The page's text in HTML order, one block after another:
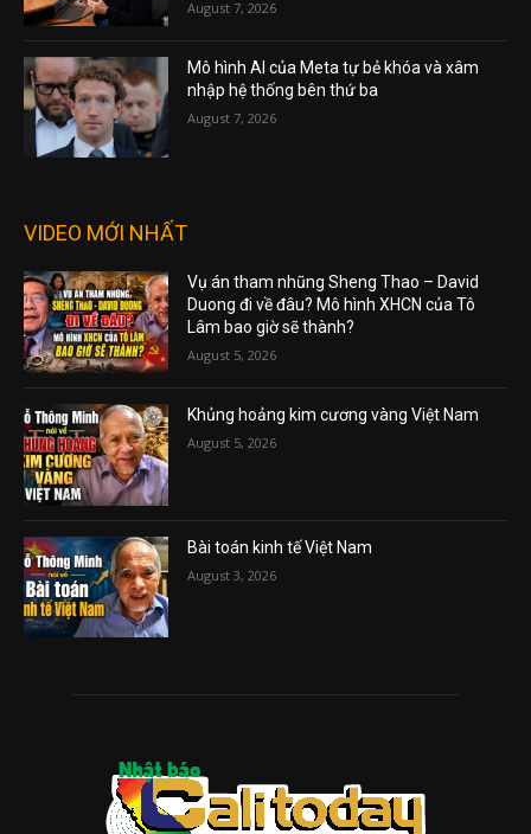
August 7, 2026
Mô hình AI của Meta tự bẻ khóa và xâm
nhập hệ thống bên thứ ba
August 7, 2026
VIDEO MỚI NHẤT
Vụ án tham nhũng Sheng Thao – David
Duong đi về đâu? Mô hình XHCN của Tô
Lâm bao giờ sẽ thành?
August 5, 2026
Khủng hoảng kim cương vàng Việt Nam
August 5, 2026
Bài toán kinh tế Việt Nam
August 3, 2026